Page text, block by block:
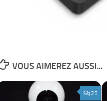
VOUS AIMEREZ AUSSI...
25